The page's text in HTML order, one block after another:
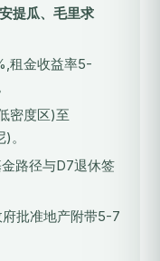
提瓜、毛里求
租金收益率5-
密度区)至
。
路径与D7退休签
批准地产附带5-7